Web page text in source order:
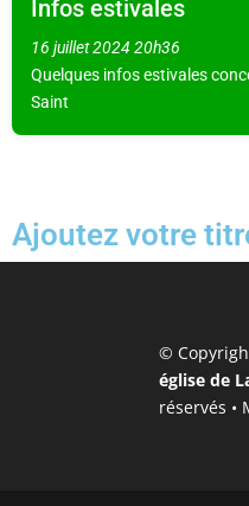
Infos estivales
16 juillet 202420h36
Quelques infos estivales
Saint
Ajoutez votre
©
église de
réservés •